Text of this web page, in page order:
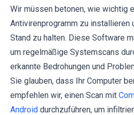
Wir müssen betonen, wie wichtig
Antivirenprogramm zu installieren
Stand zu halten. Diese Software
um regelmäßige Systemscans
erkannte Bedrohungen und
Sie glauben, dass Ihr Computer
empfehlen wir, einen Scan mit
Android durchzuführen, um